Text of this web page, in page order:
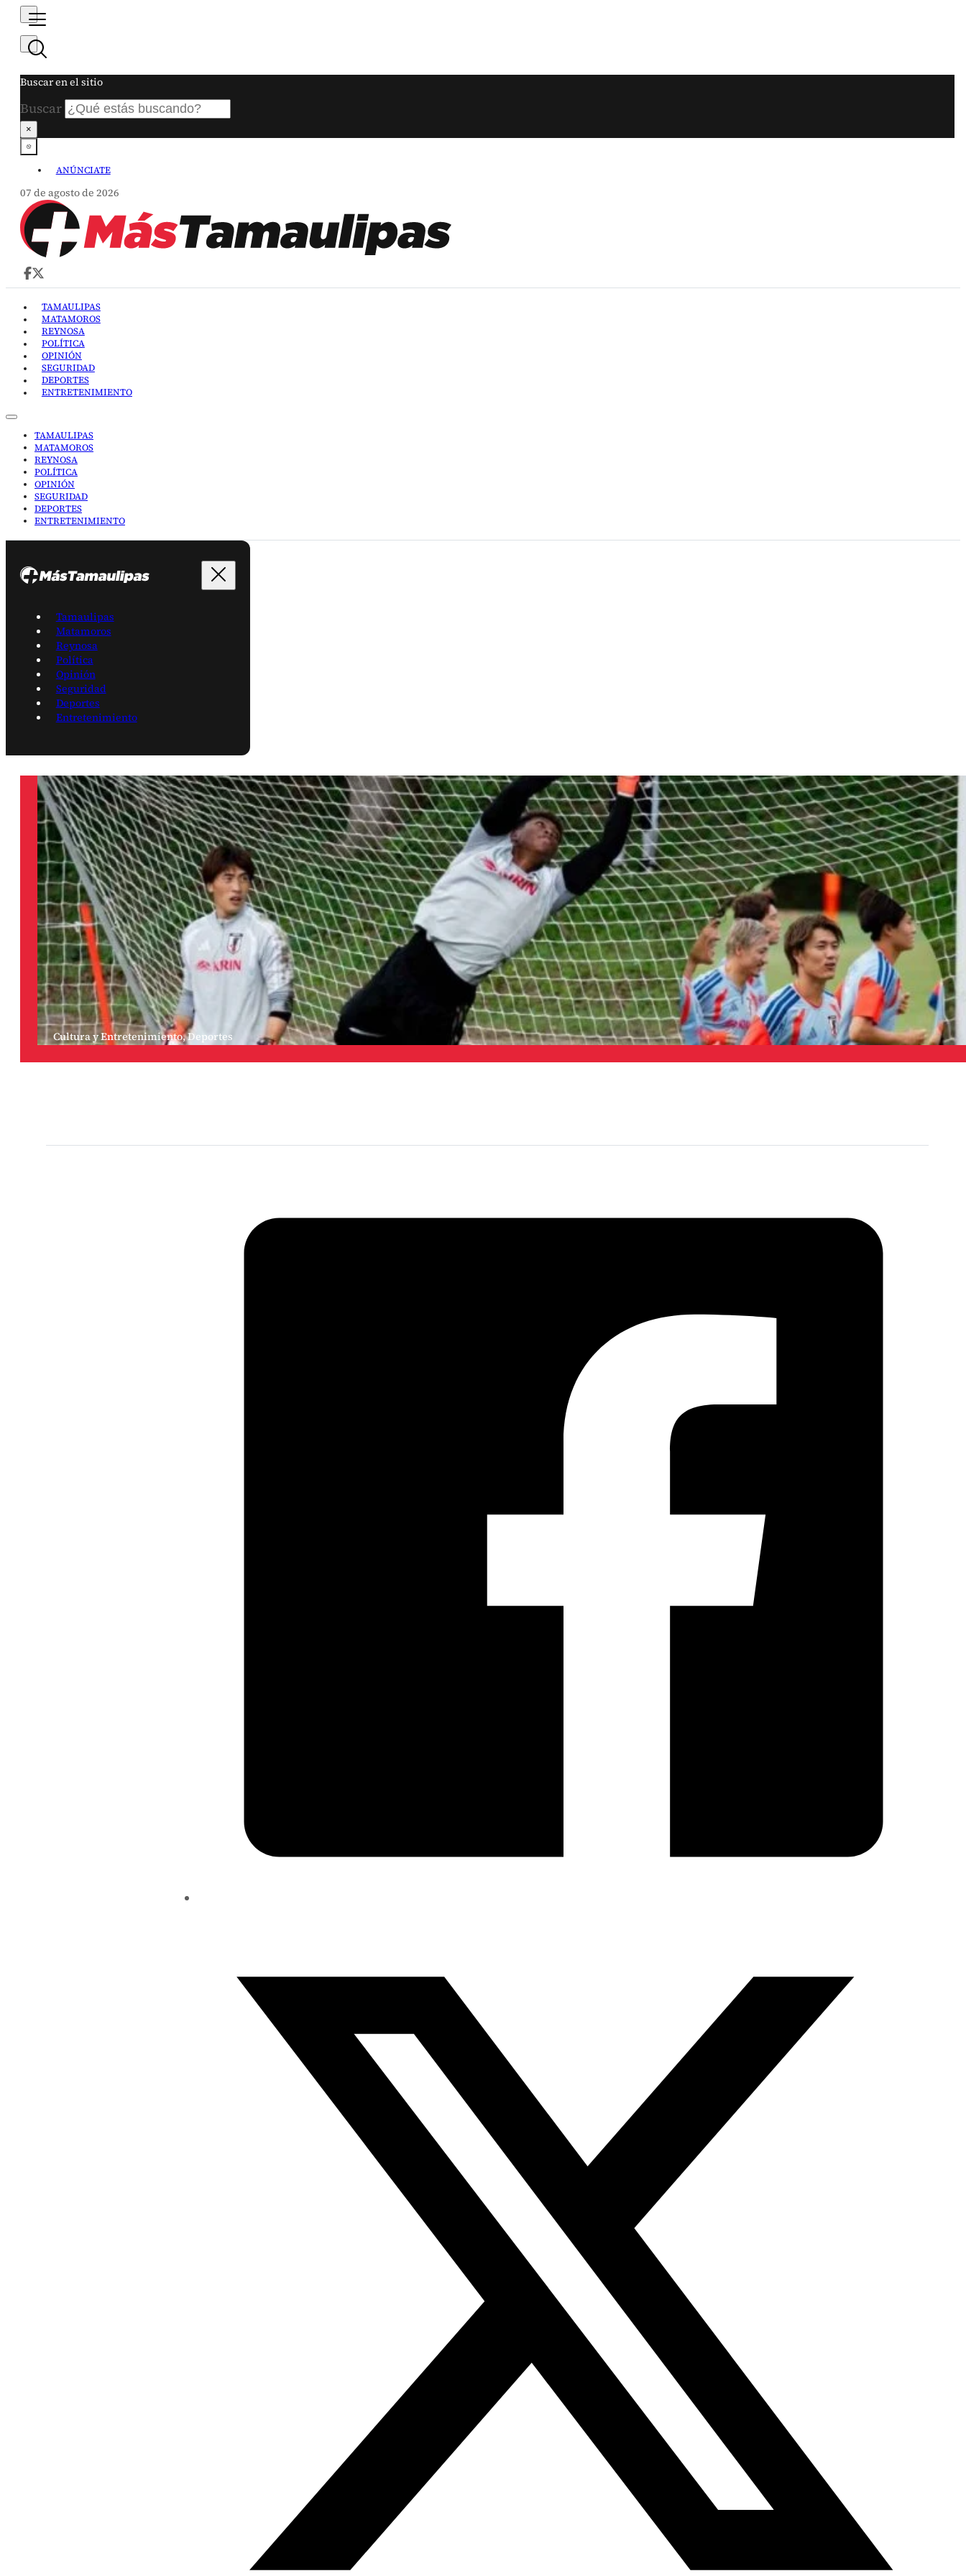
Buscar en el sitio
Buscar
×
ANÚNCIATE
07 de agosto de 2026
TAMAULIPAS
MATAMOROS
REYNOSA
POLÍTICA
OPINIÓN
SEGURIDAD
DEPORTES
ENTRETENIMIENTO
TAMAULIPAS
MATAMOROS
REYNOSA
POLÍTICA
OPINIÓN
SEGURIDAD
DEPORTES
ENTRETENIMIENTO
Tamaulipas
Matamoros
Reynosa
Política
Opinión
Seguridad
Deportes
Entretenimiento
Cultura y Entretenimiento,Deportes